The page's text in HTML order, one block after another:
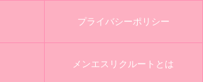
プライバシーポリシー
メンエスリクルートとは